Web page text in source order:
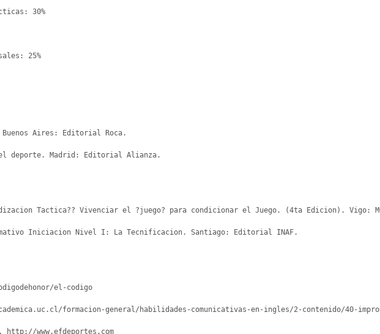
30%
25%
Aires: Editorial Roca.
deporte. Madrid: Editorial Alianza.
Tactica?? Vivenciar el ?juego? para condicionar el Juego. (4ta Edicion). Vigo:
Iniciacion Nivel I: La Tecnificacion. Santiago: Editorial INAF.
el-codigo
http://www.efdeportes.com